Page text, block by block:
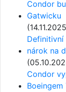
Condor
Gatwicku
Definitivní
nárok na
Condor
Boeingem